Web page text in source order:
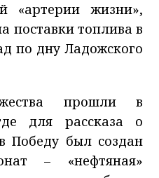
«артерии жизни»,
поставки топлива в
по дну Ладожского
прошли в
для рассказа о
Победу был создан
– «нефтяная»